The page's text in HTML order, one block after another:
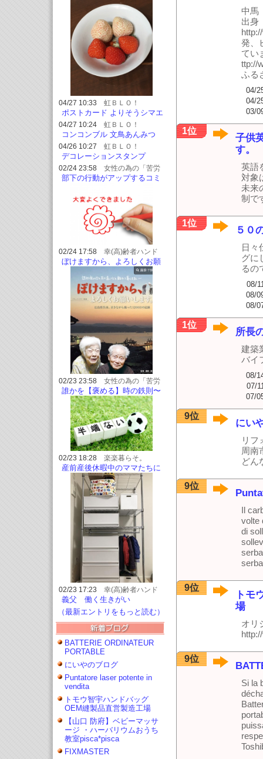
04/27 10:33 虹ＢＬＯ！
ポストカード よりそうシマエ
ナガ他
04/27 10:24 虹ＢＬＯ！
コンコンブル 文鳥あんみつ
04/26 10:27 虹ＢＬＯ！
デコレーションスタンプ
02/24 23:58 女性の為の「苦労
しないでリピートと紹介率があが
る会話術”」
部下の行動がアップするコミ
02/24 17:58 幸(高)齢者ハンド
＆フットセラピスト 美祢市
ぼけますから、よろしくお願
02/23 23:58 女性の為の「苦労
しないでリピートと紹介率があが
る会話術”」
誰かを【褒める】時の鉄則〜
ビジネス編〜
02/23 18:28 楽楽暮らそ。
産前産後休暇中のママたちに
おススメしてください❣
02/23 17:23 幸(高)齢者ハンド
＆フットセラピスト 美祢市
義父 働く生きがい
（最新エントリをもっと読む）
BATTERIE ORDINATEUR
PORTABLE
にいやのブログ
Puntatore laser potente in
vendita
トモウ智宇ハンドバッグ
OEM縫製品直営製造工場
【山口 防府】ベビーマッサ
ージ ・ハーバリウムおうち
教室pisca*pisca
FIXMASTER
中馬
出
発、
てい
ttp://
ふる
04/
04/
03/
1位
子供
す。
英語
対象
未来
制で
1位
５０
日々
グ
るの
08/
08/
08/
1位
所長
建築
バイ
08/
07/
07/
9位
にい
リフ
周南
どん
9位
Il
volte
di
9位
トモ
場
オリ
9位
Si la